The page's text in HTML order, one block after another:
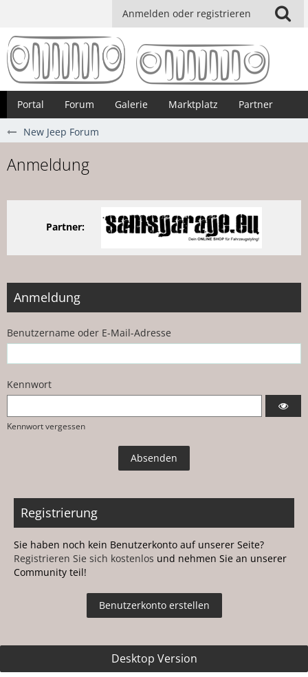
Anmelden oder registrieren
Portal Forum Galerie Marktplatz Partner
New Jeep Forum
Anmeldung
Partner:
Anmeldung
Benutzername oder E-Mail-Adresse
Kennwort
Kennwort vergessen
Registrierung
Sie haben noch kein Benutzerkonto auf unserer Seite?
Registrieren Sie sich kostenlos und nehmen Sie an unserer
Community teil!
Benutzerkonto erstellen
Desktop Version